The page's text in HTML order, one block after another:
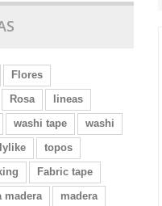
Flores
Rosa
lineas
washi tape
washi
topos
Fabric tape
madera
madera